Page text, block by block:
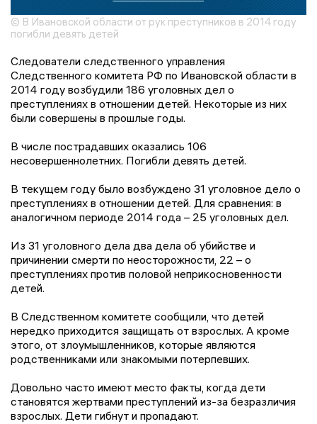
© В Ивановской области от рук преступников в 2014 году
погибли девять детей
Следователи следственного управления
Следственного комитета РФ по Ивановской области в
2014 году возбудили 186 уголовных дел о
преступлениях в отношении детей. Некоторые из них
были совершены в прошлые годы.
В числе пострадавших оказались 106
несовершеннолетних. Погибли девять детей.
В текущем году было возбуждено 31 уголовное дело о
преступлениях в отношении детей. Для сравнения: в
аналогичном периоде 2014 года – 25 уголовных дел.
Из 31 уголовного дела два дела об убийстве и
причинении смерти по неосторожности, 22 – о
преступлениях против половой неприкосновенности
детей.
В Следственном комитете сообщили, что детей
нередко приходится защищать от взрослых. А кроме
этого, от злоумышленников, которые являются
родственниками или знакомыми потерпевших.
Довольно часто имеют место факты, когда дети
становятся жертвами преступлений из-за безразличия
взрослых. Дети гибнут и пропадают.